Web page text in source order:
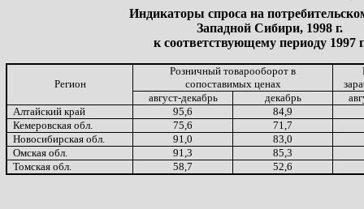
Индикаторы спроса на
Западной Сибири, 1998 г.
к соответствующему периоду 1997
Регион
Розничный товарооборот в
сопоставимых ценах
август-декабрь
декабрь
Алтайский край
95,6
84,9
Кемеровская обл.
75,6
71,7
Новосибирская обл.
91,0
83,0
Омская обл.
91,3
85,3
Томская обл.
58,7 52,6